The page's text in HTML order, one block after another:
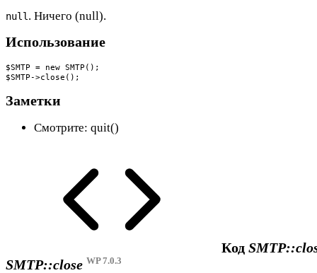
null . Ничего (null).
Использование
$SMTP = new SMTP();
$SMTP->close();
Заметки
Смотрите: quit()
Код
SMTP::close WP 7.0.3